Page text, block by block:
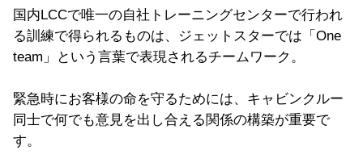
国内LCCで唯一の自社トレーニングセンターで行われ
る訓練で得られるものは、ジェットスターでは「One
team」という言葉で表現されるチームワーク。
緊急時にお客様の命を守るためには、 キャビンクルー
同士で何でも意見を出し合える関係の構築が重要で
す。